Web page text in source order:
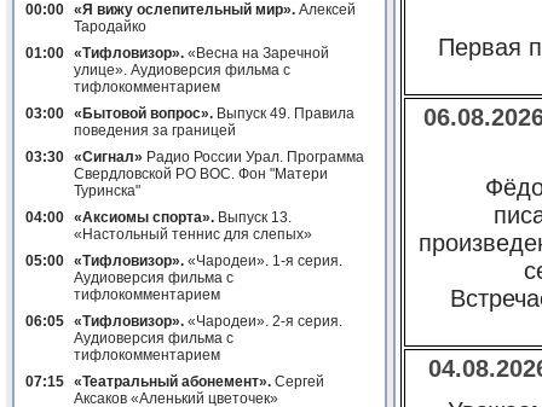
00:00 «Я вижу ослепительный мир». Алексей
Тародайко
01:00 «Тифловизор». «Весна на Заречной
улице». Аудиоверсия фильма с
тифлокомментарием
03:00 «Бытовой вопрос». Выпуск 49. Правила
поведения за границей
03:30 «Сигнал» Радио России Урал. Программа
Свердловской РО ВОС. Фон "Матери
Туринска"
04:00 «Аксиомы спорта». Выпуск 13.
«Настольный теннис для слепых»
05:00 «Тифловизор». «Чародеи». 1-я серия.
Аудиоверсия фильма с
тифлокомментарием
06:05 «Тифловизор». «Чародеи». 2-я серия.
Аудиоверсия фильма с
тифлокомментарием
07:15 «Театральный абонемент». Сергей
Аксаков «Аленький цветочек»
Первая